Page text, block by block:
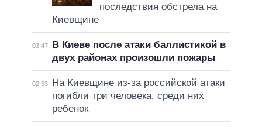
последствия обстрела на
Киевщине
03:47
В Киеве после атаки баллистикой в
двух районах произошли пожары
02:53
На Киевщине из-за российской атаки
погибли три человека, среди них
ребенок